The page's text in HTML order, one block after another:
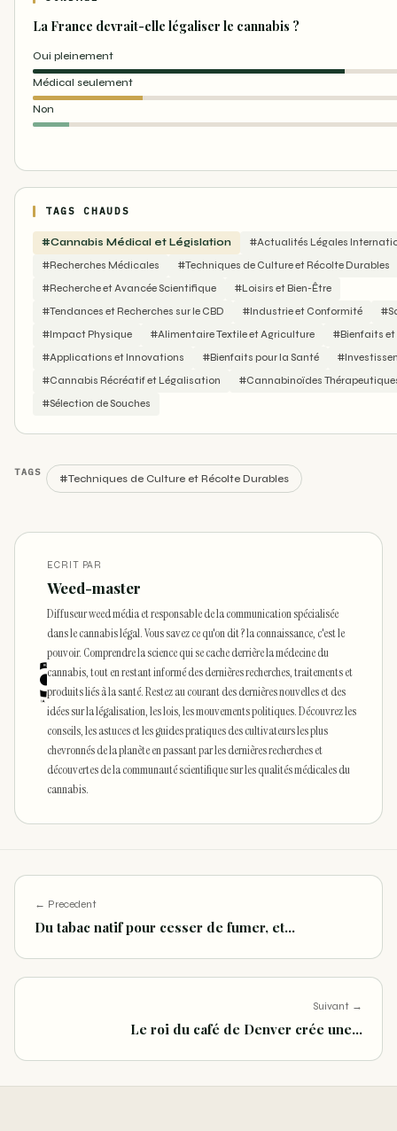
La France devrait-elle légaliser le cannabis ?
Oui pleinement
Médical seulement
Non
TAGS CHAUDS
#Cannabis Médical et Législation
#Actualités Légales
#Recherches Médicales
#Techniques de Culture et Récolte Durables
#Recherche et Avancée Scientifique
#Loisirs et Bien-Être
#Tendances et Recherches sur le CBD
#Industrie et Conformité
#Impact Physique
#Alimentaire Textile et Agriculture
#Bienfaits et
#Applications et Innovations
#Bienfaits pour la Santé
#Cannabis Récréatif et Légalisation
#Cannabinoïdes
#Sélection de Souches
TAGS
#Techniques de Culture et Récolte Durables
ECRIT PAR
Weed-master
Diffuseur weed média et responsable de la communication spécialisée
dans le cannabis légal. Vous savez ce qu'on dit ? la connaissance, c'est le
pouvoir. Comprendre la science qui se cache derrière la médecine du
cannabis, tout en restant informé des dernières recherches, traitements et
produits liés à la santé. Restez au courant des dernières nouvelles et des
idées sur la légalisation, les lois, les mouvements politiques. Découvrez les
conseils, les astuces et les guides pratiques des cultivateurs les plus
chevronnés de la planète en passant par les dernières recherches et
découvertes de la communauté scientifique sur les qualités médicales du
cannabis.
← Precedent
Du tabac natif pour cesser de fumer, et…
Suivant →
Le roi du café de Denver crée une…